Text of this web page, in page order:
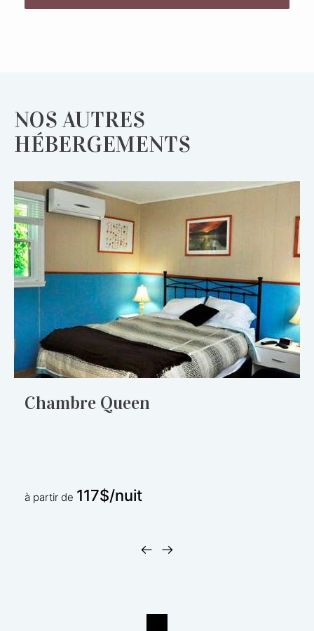
NOS AUTRES
HÉBERGEMENTS
Chambre Queen
à partir de 117$/nuit